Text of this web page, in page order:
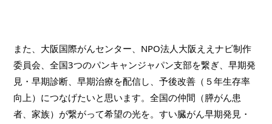
また、大阪国際がんセンター、NPO法人大阪ええナビ制作
委員会、全国3つのパンキャンジャパン支部を繋ぎ、早期発
見・早期診断、早期治療を配信し、予後改善（５年生存率
向上）につなげたいと思います。全国の仲間（膵がん患
者、家族）が繋がって希望の光を。すい臓がん早期発見・